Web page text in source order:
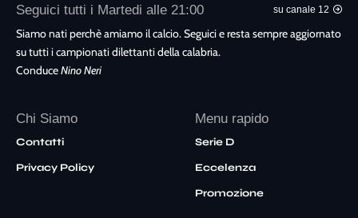
Seguici tutti i Martedi alle 21:00 su canale 12
Siamo nati perchè amiamo il calcio. Seguici e resta sempre aggiornato
su tutti i campionati dilettanti della calabria.
ConduceNino Neri
Chi Siamo
Contatti
Privacy Policy
Menu rapido
Serie D
Eccelenza
Promozione